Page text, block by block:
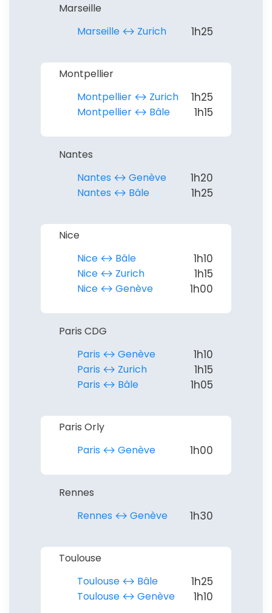
Marseille
Marseille ↔︎ Zurich
1h25
Montpellier
Montpellier ↔︎ Zurich
1h25
Montpellier ↔︎ Bâle 1h15
Nantes
Nantes ↔︎ Genève
1h20
Nantes ↔︎ Bâle 1h25
Nice
Nice ↔︎ Bâle
1h10
Nice ↔︎ Zurich 1h15
Nice ↔︎ Genève 1h00
Paris CDG
Paris ↔︎ Genève
1h10
Paris ↔︎ Zurich 1h15
Paris ↔︎ Bâle 1h05
Paris Orly
Paris ↔︎ Genève
1h00
Rennes
Rennes ↔︎ Genève
1h30
Toulouse
Toulouse ↔︎ Bâle
1h25
Toulouse ↔︎ Genève 1h10